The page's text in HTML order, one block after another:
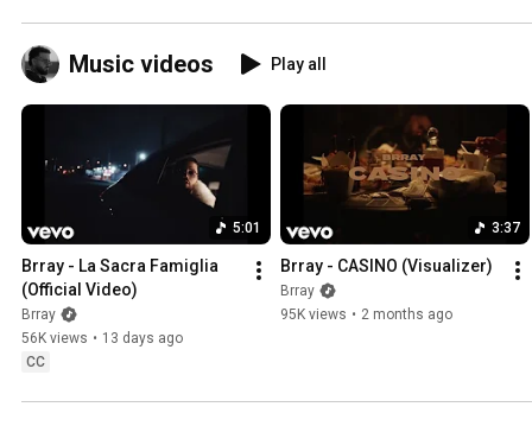
Music videos Play all
5:01
Brray - La Sacra Famiglia
(Official Video)
Brray
56K views • 13 days ago
CC
3:37
Brray - CASINO (Visualizer)
Brray
95K views • 2 months ago